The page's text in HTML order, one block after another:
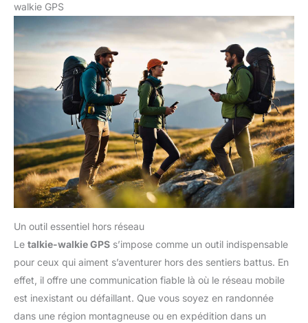
walkie GPS
Un outil essentiel hors réseau
Le talkie-walkie GPS s’impose comme un outil indispensable
pour ceux qui aiment s’aventurer hors des sentiers battus. En
effet, il offre une communication fiable là où le réseau mobile
est inexistant ou défaillant. Que vous soyez en randonnée
dans une région montagneuse ou en expédition dans un